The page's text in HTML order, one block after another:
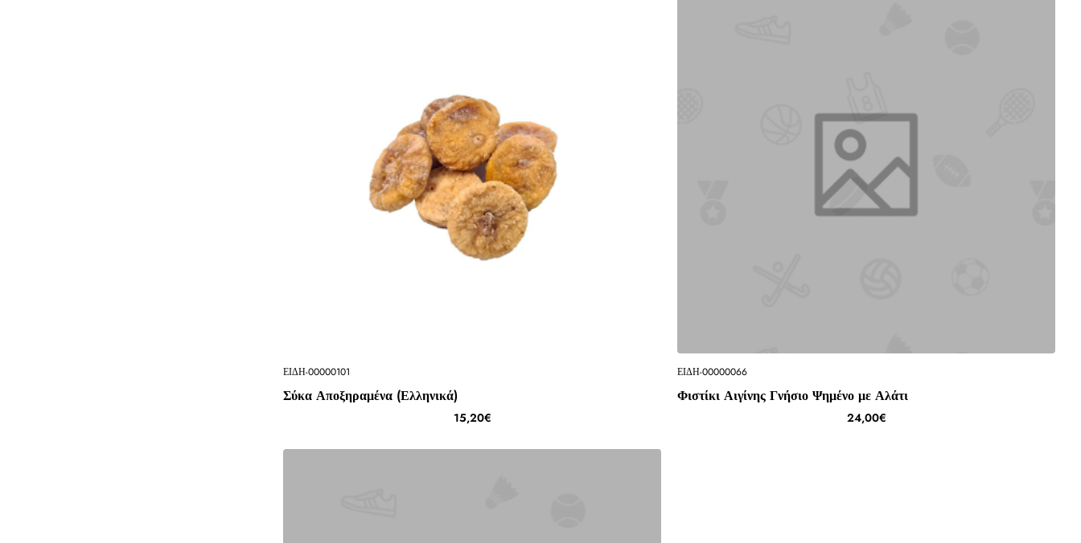
ΕΙΔΗ-00000101
Σύκα Αποξηραμένα (Ελληνικά)
15,20€
ΕΙΔΗ-00000066
Φιστίκι Αιγίνης Γνήσιο Ψημένο με Αλάτι
24,00€